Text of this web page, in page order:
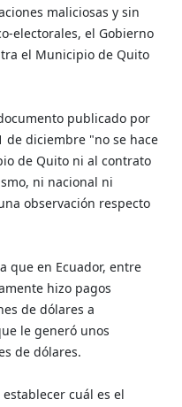
maliciosas y sin
electorales, el Gobierno
el Municipio de Quito
publicado por
de diciembre "no se hace
de Quito ni al contrato
ni nacional ni
observación respecto
que en Ecuador, entre
hizo pagos
de dólares a
le generó unos
de dólares.
cuál es el